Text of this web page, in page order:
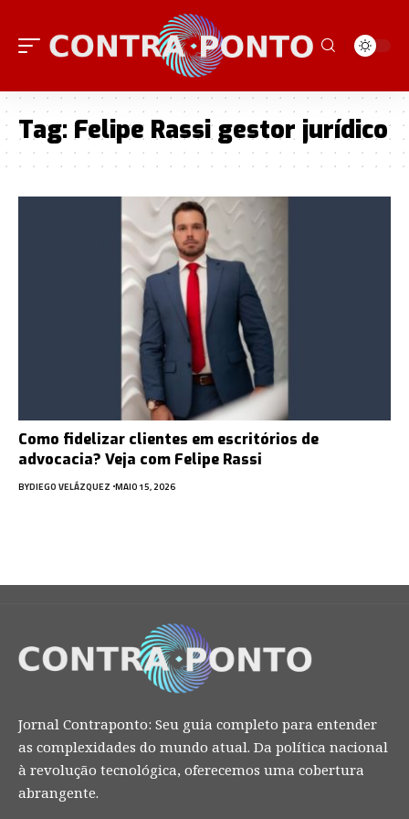
Tag: Felipe Rassi gestor jurídico
Como fidelizar clientes em escritórios de
advocacia? Veja com Felipe Rassi
BYDIEGO VELÁZQUEZ MAIO 15, 2026
Jornal Contraponto: Seu guia completo para entender
as complexidades do mundo atual. Da política nacional
à revolução tecnológica, oferecemos uma cobertura
abrangente.